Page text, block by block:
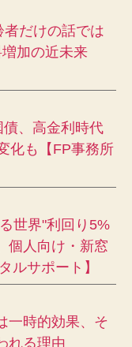
者だけの話では
加の近未来
債、高金利時代
化も【FP事務所
世界"利回り5%
個人向け・新窓
ルサポート】
一時的効果、そ
れる理由